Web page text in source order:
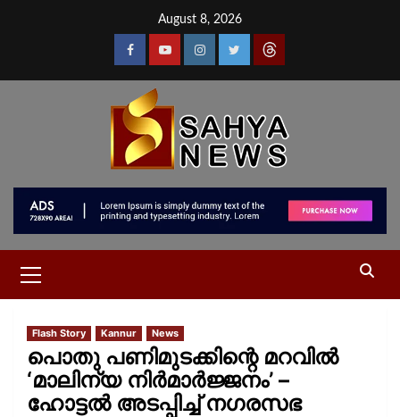
August 8, 2026
Flash Story Kannur News
പൊതു പണിമുടക്കിന്റെ മറവില്‍
‘മാലിന്യ നിർമാർജ്ജനം’ –
ഹോട്ടൽ അടപ്പിച്ച്‌ നഗരസഭ